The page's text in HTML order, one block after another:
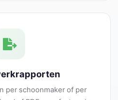
per schoonmaker of per